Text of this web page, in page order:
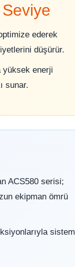
ederek
düşürür.
yüksek enerji
sunar.
ACS580 serisi;
ekipman ömrü
sistem